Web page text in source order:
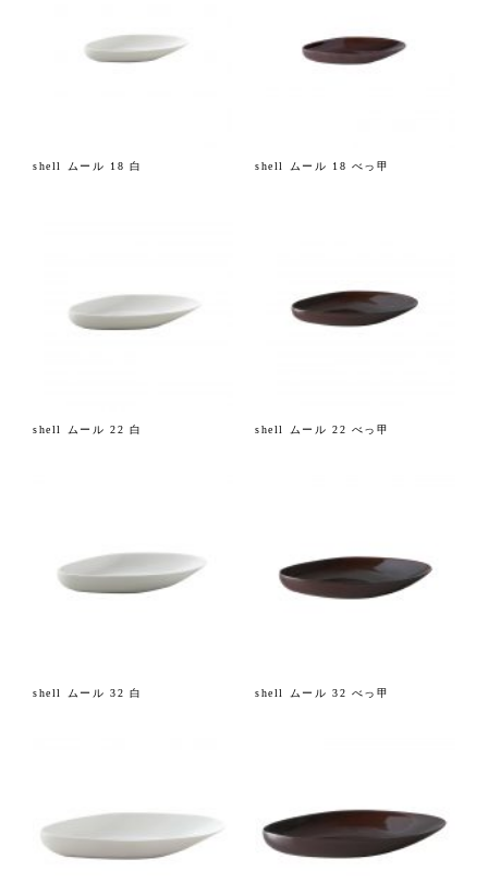
shell ムール 18 白 shell ムール 18 べっ甲
shell ムール 22 白 shell ムール 22 べっ甲
shell ムール 32 白 shell ムール 32 べっ甲